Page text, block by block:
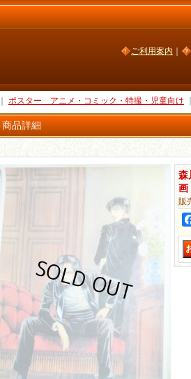
ご利用案内
ポスター アニメ・コミック・特撮・児童向け
商品詳細
森
画
販